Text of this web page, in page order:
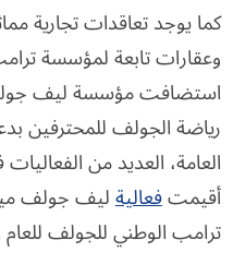
كما يوجد تعاقدات تجارية
وعقارات تابعة لمؤسسة
رياضة الجولف للمحترفين
العامة، العديد من
أقيمتفعالية
ترامب الوطني للجولف للعام